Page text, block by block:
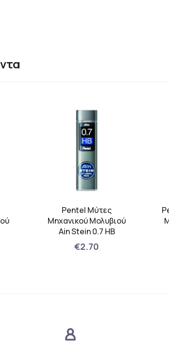
Pentel Μύτες
Μηχανικού Μολυβιού
Ain Stein 0.7 HB
€2.70